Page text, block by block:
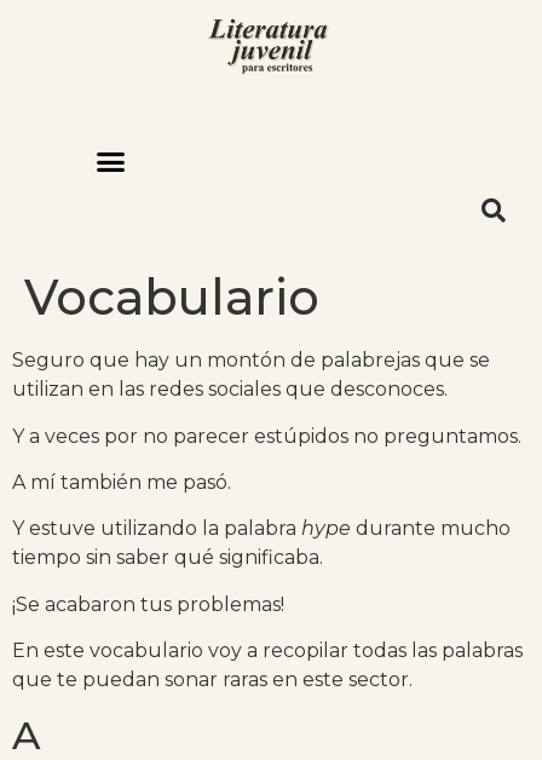
Vocabulario
Seguro que hay un montón de palabrejas que se
utilizan en las redes sociales que desconoces.
Y a veces por no parecer estúpidos no preguntamos.
A mí también me pasó.
Y estuve utilizando la palabra hype durante mucho
tiempo sin saber qué significaba.
¡Se acabaron tus problemas!
En este vocabulario voy a recopilar todas las palabras
que te puedan sonar raras en este sector.
A